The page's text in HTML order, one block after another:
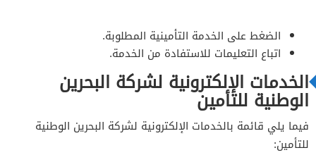
الضغط على الخدمة التأمينية المطلوبة.
اتباع التعليمات للاستفادة من الخدمة.
الخدمات الإلكترونية لشركة البحرين
الوطنية للتأمين
فيما يلي قائمة بالخدمات الإلكترونية لشركة البحرين الوطنية
للتأمين: